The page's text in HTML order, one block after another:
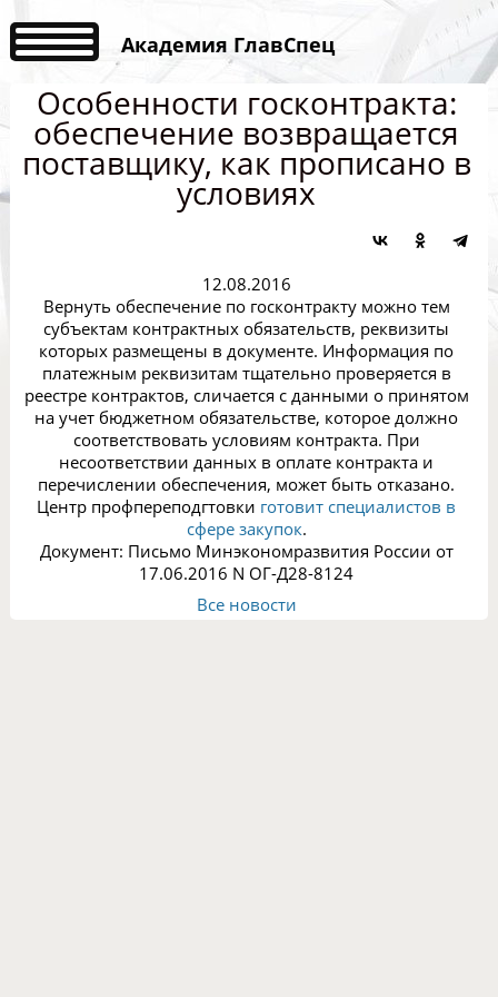
Академия ГлавСпец
Особенности госконтракта:
обеспечение возвращается
поставщику, как прописано в
условиях
12.08.2016
Вернуть обеспечение по госконтракту можно тем
субъектам контрактных обязательств, реквизиты
которых размещены в документе. Информация по
платежным реквизитам тщательно проверяется в
реестре контрактов, сличается с данными о принятом
на учет бюджетном обязательстве, которое должно
соответствовать условиям контракта. При
несоответствии данных в оплате контракта и
перечислении обеспечения, может быть отказано.
Центр профпереподгтовки готовит специалистов в
сфере закупок.
Документ: Письмо Минэкономразвития России от
17.06.2016 N ОГ-Д28-8124
Все новости